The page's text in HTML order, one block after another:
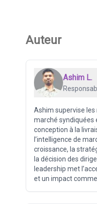
Auteur
Ashim L.
Ashim supervise
marché syndiquées
conception à la
l’intelligence de
croissance, la
la décision des
leadership met
et un impact